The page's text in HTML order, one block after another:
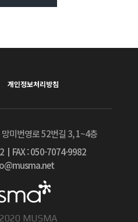
개인정보처리방침
미번영로 52번길 3, 1~4층
┃ FAX : 050-7074-9982
MUSMA